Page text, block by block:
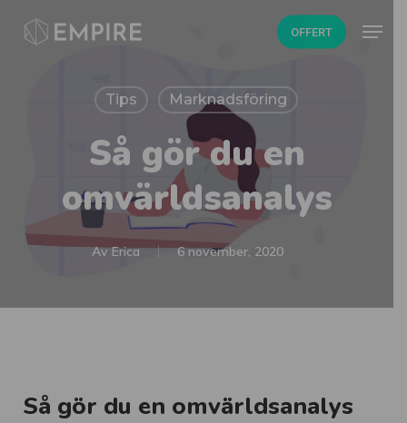
OFFERT Menu
Tips Marknadsföring
Så gör du en
omvärldsanalys
Av Erica 6 november, 2020
Så gör du en omvärldsanalys